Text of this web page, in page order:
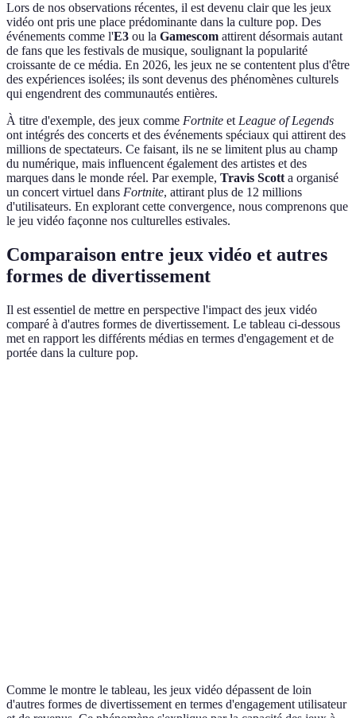
Lors de nos observations récentes, il est devenu clair que les jeux
vidéo ont pris une place prédominante dans la culture pop. Des
événements comme l'E3 ou la Gamescom attirent désormais autant
de fans que les festivals de musique, soulignant la popularité
croissante de ce média. En 2026, les jeux ne se contentent plus d'être
des expériences isolées; ils sont devenus des phénomènes culturels
qui engendrent des communautés entières.
À titre d'exemple, des jeux comme Fortnite et League of Legends
ont intégrés des concerts et des événements spéciaux qui attirent des
millions de spectateurs. Ce faisant, ils ne se limitent plus au champ
du numérique, mais influencent également des artistes et des
marques dans le monde réel. Par exemple, Travis Scott a organisé
un concert virtuel dans Fortnite, attirant plus de 12 millions
d'utilisateurs. En explorant cette convergence, nous comprenons que
le jeu vidéo façonne nos culturelles estivales.
Comparaison entre jeux vidéo et autres
formes de divertissement
Il est essentiel de mettre en perspective l'impact des jeux vidéo
comparé à d'autres formes de divertissement. Le tableau ci-dessous
met en rapport les différents médias en termes d'engagement et de
portée dans la culture pop.
Comme le montre le tableau, les jeux vidéo dépassent de loin
d'autres formes de divertissement en termes d'engagement utilisateur